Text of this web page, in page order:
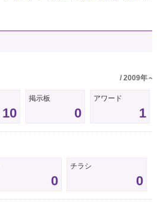
/ 2009年～
10
掲示板
0
アワード
1
0
チラシ
0